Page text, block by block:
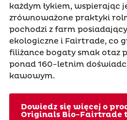
każdym łykiem, wspierając
zrównoważone praktyki
pochodzi z farm
ekologiczne i Fairtrade, co
filiżance bogaty smak otaz
ponad 160-letnim
kawowym.
Dowiedz się więcej o
Originals Bio-Fairtrade